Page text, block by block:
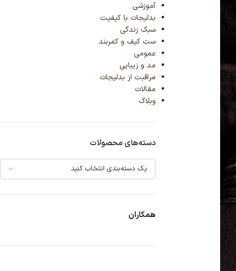
آموزشی
بدلیجات با کیفیت
سبک زندگی
ست کیف و کمربند
عمومی
مد و زیبایی
مراقبت از بدلیجات
مقالات
وبلاگ
دسته‌های محصولات
همکاران